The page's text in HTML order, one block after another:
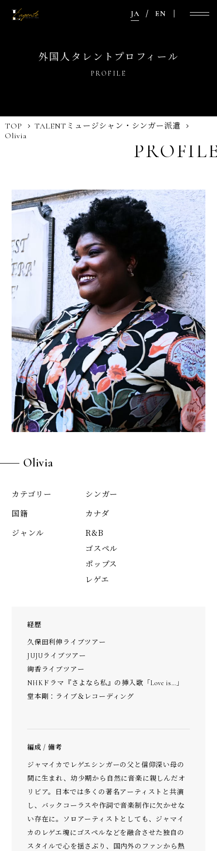
JA EN
外国人タレントプロフィール
PROFILE
TOP TALENT ミュージシャン・シンガー派遣
Olivia
Olivia
カテゴリー シンガー
国籍 カナダ
ジャンル
R&B
ゴスペル
ポップス
レゲエ
経歴
久保田利伸ライブツアー
JUJUライブツアー
絢香ライブツアー
NHKドラマ『さよなら私』の挿入歌「Love is…」
堂本剛：ライブ＆レコーディング
編成 / 備考
ジャマイカでレゲエシンガーの父と信仰深い母の
間に生まれ、幼少期から自然に音楽に親しんだオ
リビア。日本では多くの著名アーティストと共演
し、バックコーラスや作詞で音楽制作に欠かせな
い存在に。ソロアーティストとしても、ジャマイ
カのレゲエ魂にゴスペルなどを融合させた独自の
スタイルで心を揺さぶり、国内外のファンから熱